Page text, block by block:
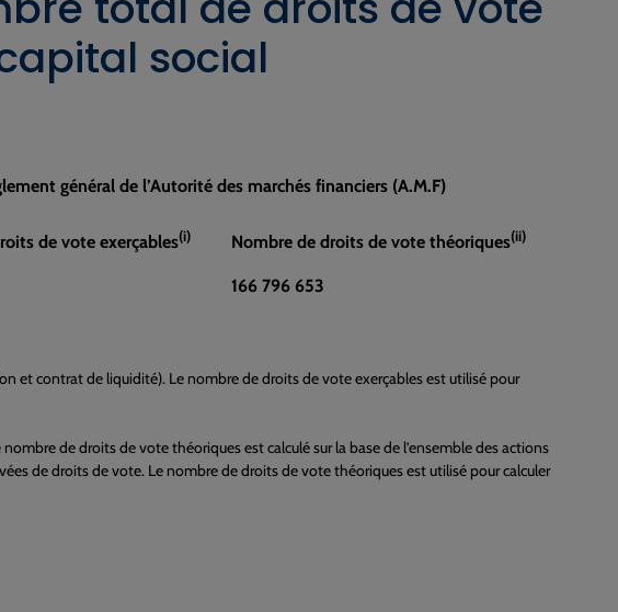
social
général de l’Autorité des marchés financiers (A.M.F)
de vote exerçables(i) Nombre de droits de vote théoriques(ii)
166 796 653
et contrat de liquidité). Le nombre de droits de vote exerçables est utilisé pour
de droits de vote théoriques est calculé sur la base de l’ensemble des actions
de droits de vote. Le nombre de droits de vote théoriques est utilisé pour calculer